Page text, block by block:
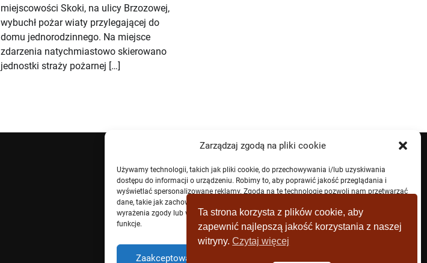
Zarządzaj zgodą na pliki cookie
Używamy technologii, takich jak pliki cookie, do przechowywania i/lub uzyskiwania
dostępu do informacji o urządzeniu. Robimy to, aby poprawić jakość przeglądania i
wyświetlać spersonalizowane reklamy. Zgoda na te technologie pozwoli nam przetwarzać
dane, takie jak zachowanie przeglądania lub unikalne identyfikatory na tej stronie. Brak
wyrażenia zgody lub wycofanie zgody może niekorzystnie wpłynąć na niektóre cechy i
funkcje.
Zaakceptować
miejscowości Skoki, na ulicy Brzozowej,
wybuchł pożar wiaty przylegającej do
domu jednorodzinnego. Na miejsce
zdarzenia natychmiastowo skierowano
jednostki straży pożarnej […]
Ta strona korzysta z plików cookie, aby
zapewnić najlepszą jakość korzystania z naszej
witryny.Czytaj więcej